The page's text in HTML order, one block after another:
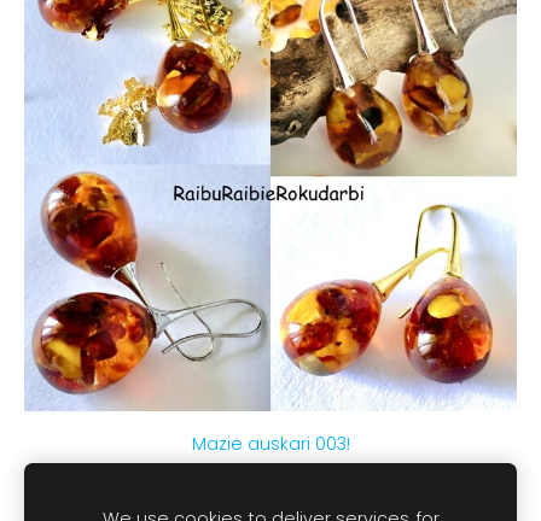
Mazie auskari 003!